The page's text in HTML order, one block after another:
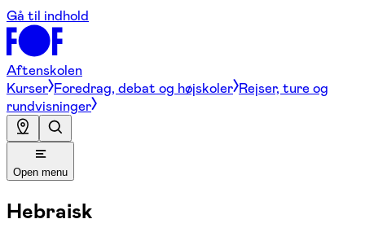
Gå til indhold
Aftenskolen
Kurser Foredrag, debat og højskoler Rejser, ture og
rundvisninger
Open menu
Hebraisk